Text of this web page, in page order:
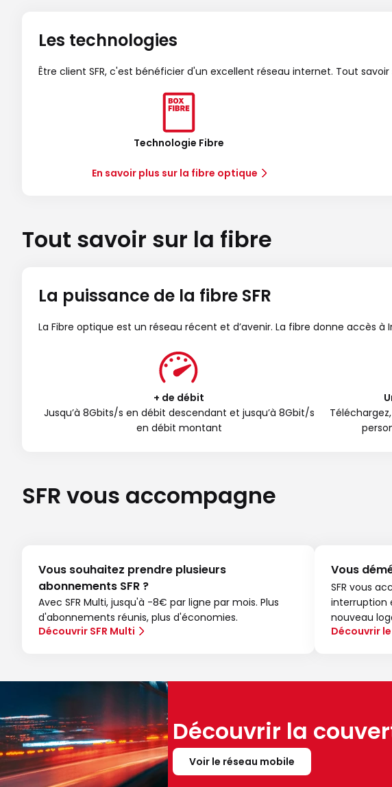
Les technologies
Être client SFR, c'est bénéficier d'un excellent réseau internet. Tout
Technologie Fibre
En savoir plus sur la fibre optique
Tout savoir sur la fibre
La puissance de la fibre SFR
La Fibre optique est un réseau récent et d’avenir. La fibre donne
+ de débit
Jusqu’à 8Gbits/s en débit descendant et jusqu’à 8Gbit/s
en débit montant
SFR vous accompagne
Vous souhaitez prendre plusieurs
abonnements SFR ?
Avec SFR Multi, jusqu'à -8€ par ligne par mois. Plus
d'abonnements réunis, plus d'économies.
Découvrir SFR Multi
Vous
SFR vous
interruption
nouveau
Découvrir
Découvrir la
Voir le réseau mobile